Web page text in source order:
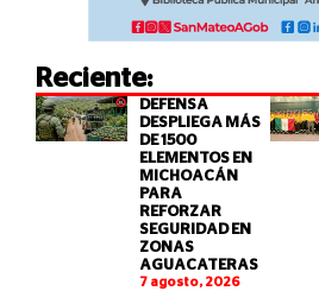
Reciente:
DEFENSA
DESPLIEGA MÁS
DE 1500
ELEMENTOS EN
MICHOACÁN
PARA
REFORZAR
SEGURIDAD EN
ZONAS
AGUACATERAS
7 agosto, 2026